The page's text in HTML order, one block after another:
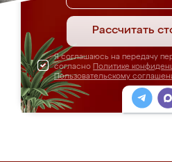
Рассчитать
Я соглашаюсь на передачу
согласно Политике
Пользовательскому